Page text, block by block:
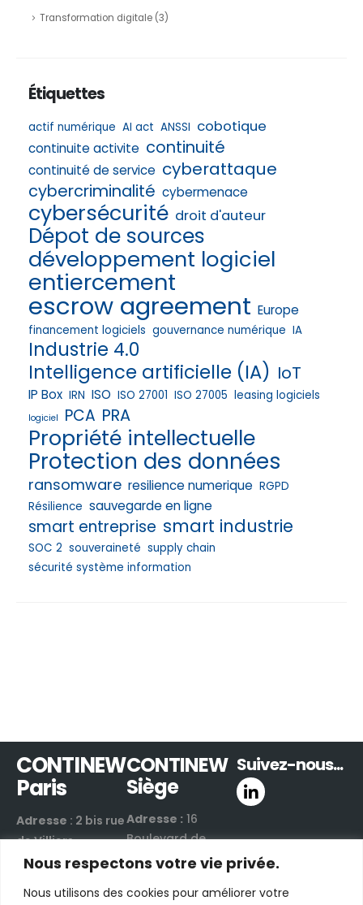
Nous respectons votre vie privée.
Nous utilisons des cookies pour améliorer votre
Transformation digitale(3)
Étiquettes
actif numérique AI act ANSSI cobotique
continuite activite continuité
continuité de service cyberattaque
cybercriminalité cybermenace
cybersécurité droit d'auteur
Dépot de sources
développement logiciel
entiercement
escrow agreement Europe
financement logiciels gouvernance numérique IA
Industrie 4.0
Intelligence artificielle (IA) IoT
IP Box IRN ISO ISO 27001 ISO 27005 leasing logiciels
logiciel PCA PRA
Propriété intellectuelle
Protection des données
ransomware resilience numerique RGPD
Résilience sauvegarde en ligne
smart entreprise smart industrie
SOC 2 souveraineté supply chain
sécurité système information
CONTINEW
Paris
Adresse : 2 bis rue
de Villiers
92300 Levallois-
CONTINEW
Siège
Adresse : 16
Boulevard de
Valmy
France
Suivez-nous...